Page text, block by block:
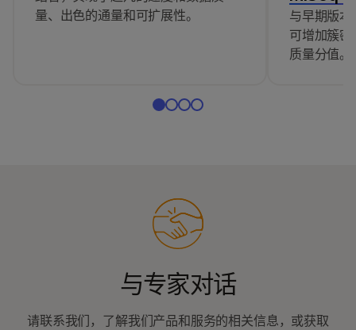
量、出色的通量和可扩展性。
与早期版
可增加簇
质量分值。
与专家对话
请联系我们，了解我们产品和服务的相关信息，或获取